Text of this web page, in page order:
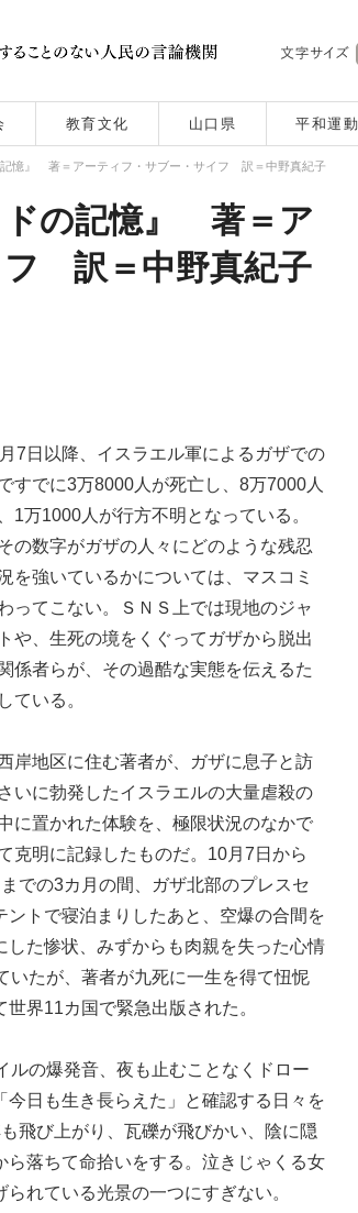
教育文化 山口県 平和運動
記憶』 著＝アーティフ・サブー・サイフ 訳＝中野真紀子
ドの記憶』 著＝ア
フ 訳＝中野真紀子
7日以降、イスラエル軍によるガザでの
すでに3万8000人が死亡し、8万7000人
1万1000人が行方不明となっている。
の数字がガザの人々にどのような残忍
を強いているかについては、マスコミ
ってこない。ＳＮＳ上では現地のジャ
や、生死の境をくぐってガザから脱出
係者らが、その過酷な実態を伝えるた
ている。
岸地区に住む著者が、ガザに息子と訪
いに勃発したイスラエルの大量虐殺の
に置かれた体験を、極限状況のなかで
克明に記録したものだ。10月7日から
での3カ月の間、ガザ北部のプレスセ
トで寝泊まりしたあと、空爆の合間を
た惨状、みずからも肉親を失った心情
いたが、著者が九死に一生を得て忸怩
界11カ国で緊急出版された。
の爆発音、夜も止むことなくドロー
日も生き長らえた」と確認する日々を
飛び上がり、瓦礫が飛びかい、陰に隠
落ちて命拾いをする。泣きじゃくる女
れている光景の一つにすぎない。